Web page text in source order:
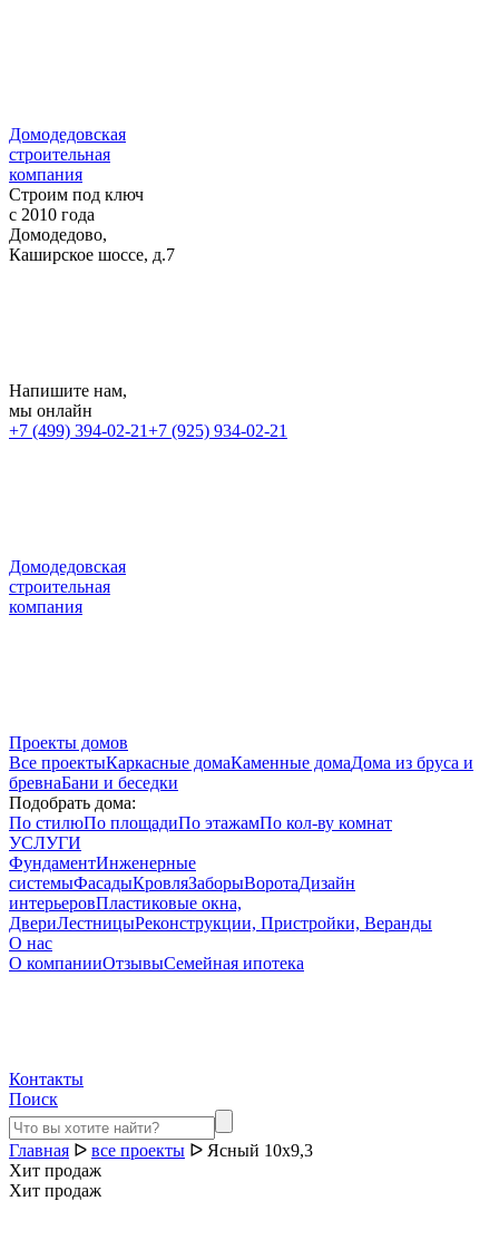
Домодедовская
строительная
компания
Строим под ключ
с 2010 года
Домодедово,
Каширское шоссе, д.7
Напишите нам,
мы онлайн
+7 (499) 394-02-21+7 (925) 934-02-21
Домодедовская
строительная
компания
Проекты домов
Все проектыКаркасные домаКаменные домаДома из бруса и
бревнаБани и беседки
Подобрать дома:
По стилюПо площадиПо этажамПо кол-ву комнат
УСЛУГИ
ФундаментИнженерные
системыФасадыКровляЗаборыВоротаДизайн
интерьеровПластиковые окна,
ДвериЛестницыРеконструкции, Пристройки, Веранды
О нас
О компанииОтзывыСемейная ипотека
Контакты
Поиск
Главная ᐅ все проекты ᐅ Ясный 10х9,3
Хит продаж
Хит продаж